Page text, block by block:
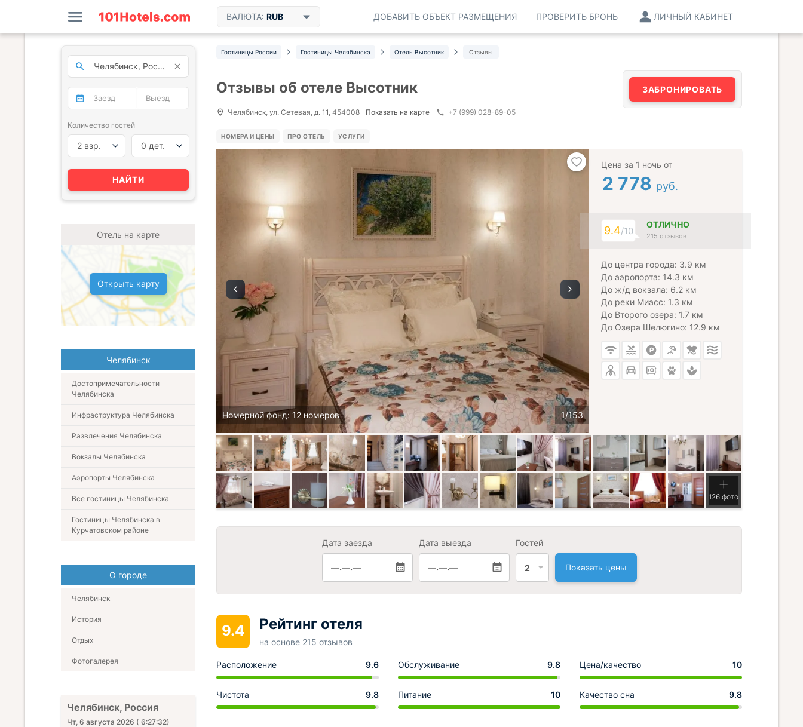
ВАЛЮТА: RUB ЛИЧНЫЙ КАБИНЕТ
ПРОВЕРИТЬ БРОНЬ
ДОБАВИТЬ ОБЪЕКТ РАЗМЕЩЕНИЯ
Гостиницы России Гостиницы Челябинска Отель Высотник Отзывы
Отзывы об отеле Высотник
Челябинск, ул. Сетевая, д. 11, 454008 Показать на карте +7 (999) 028-89-05
ЗАБРОНИРОВАТЬ
НОМЕРА И ЦЕНЫ ПРО ОТЕЛЬ УСЛУГИ
Номерной фонд: 12 номеров
Цена за 1 ночь от
2 778 руб.
9.4/10
ОТЛИЧНО
215 отзывов
До центра города: 3.9 км
До аэропорта: 14.3 км
До ж/д вокзала: 6.2 км
До реки Миасс: 1.3 км
До Второго озера: 1.7 км
До Озера Шелюгино: 12.9 км
126 фото
Дата заезда
—.—.—
Дата выезда
—.—.—
Гостей
2 Показать цены
9.4 Рейтинг отеля
на основе 215 отзывов
Расположение 9.6 Обслуживание 9.8 Цена/качество 10
Чистота 9.8 Питание 10 Качество сна 9.8
Количество гостей
2 взр. 0 дет.
НАЙТИ
Отель на карте
Открыть карту
Челябинск
Достопримечательности
Челябинска
Инфраструктура Челябинска
Развлечения Челябинска
Вокзалы Челябинска
Аэропорты Челябинска
Все гостиницы Челябинска
Гостиницы Челябинска в
Курчатовском районе
О городе
Челябинск
История
Отдых
Фотогалерея
Челябинск, Россия
Чт, 6 августа 2026 ( 6:27:33)